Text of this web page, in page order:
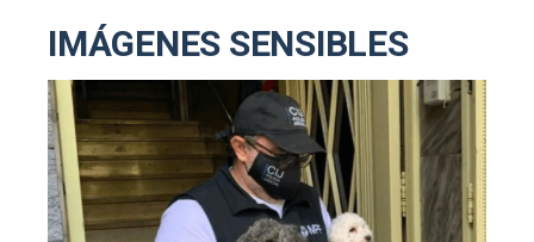
IMÁGENES SENSIBLES